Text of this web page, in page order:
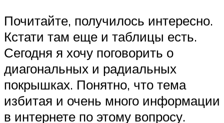
Почитайте, получилось интересно.
Кстати там еще и таблицы есть.
Сегодня я хочу поговорить о
диагональных и радиальных
покрышках. Понятно, что тема
избитая и очень много информации
в интернете по этому вопросу.